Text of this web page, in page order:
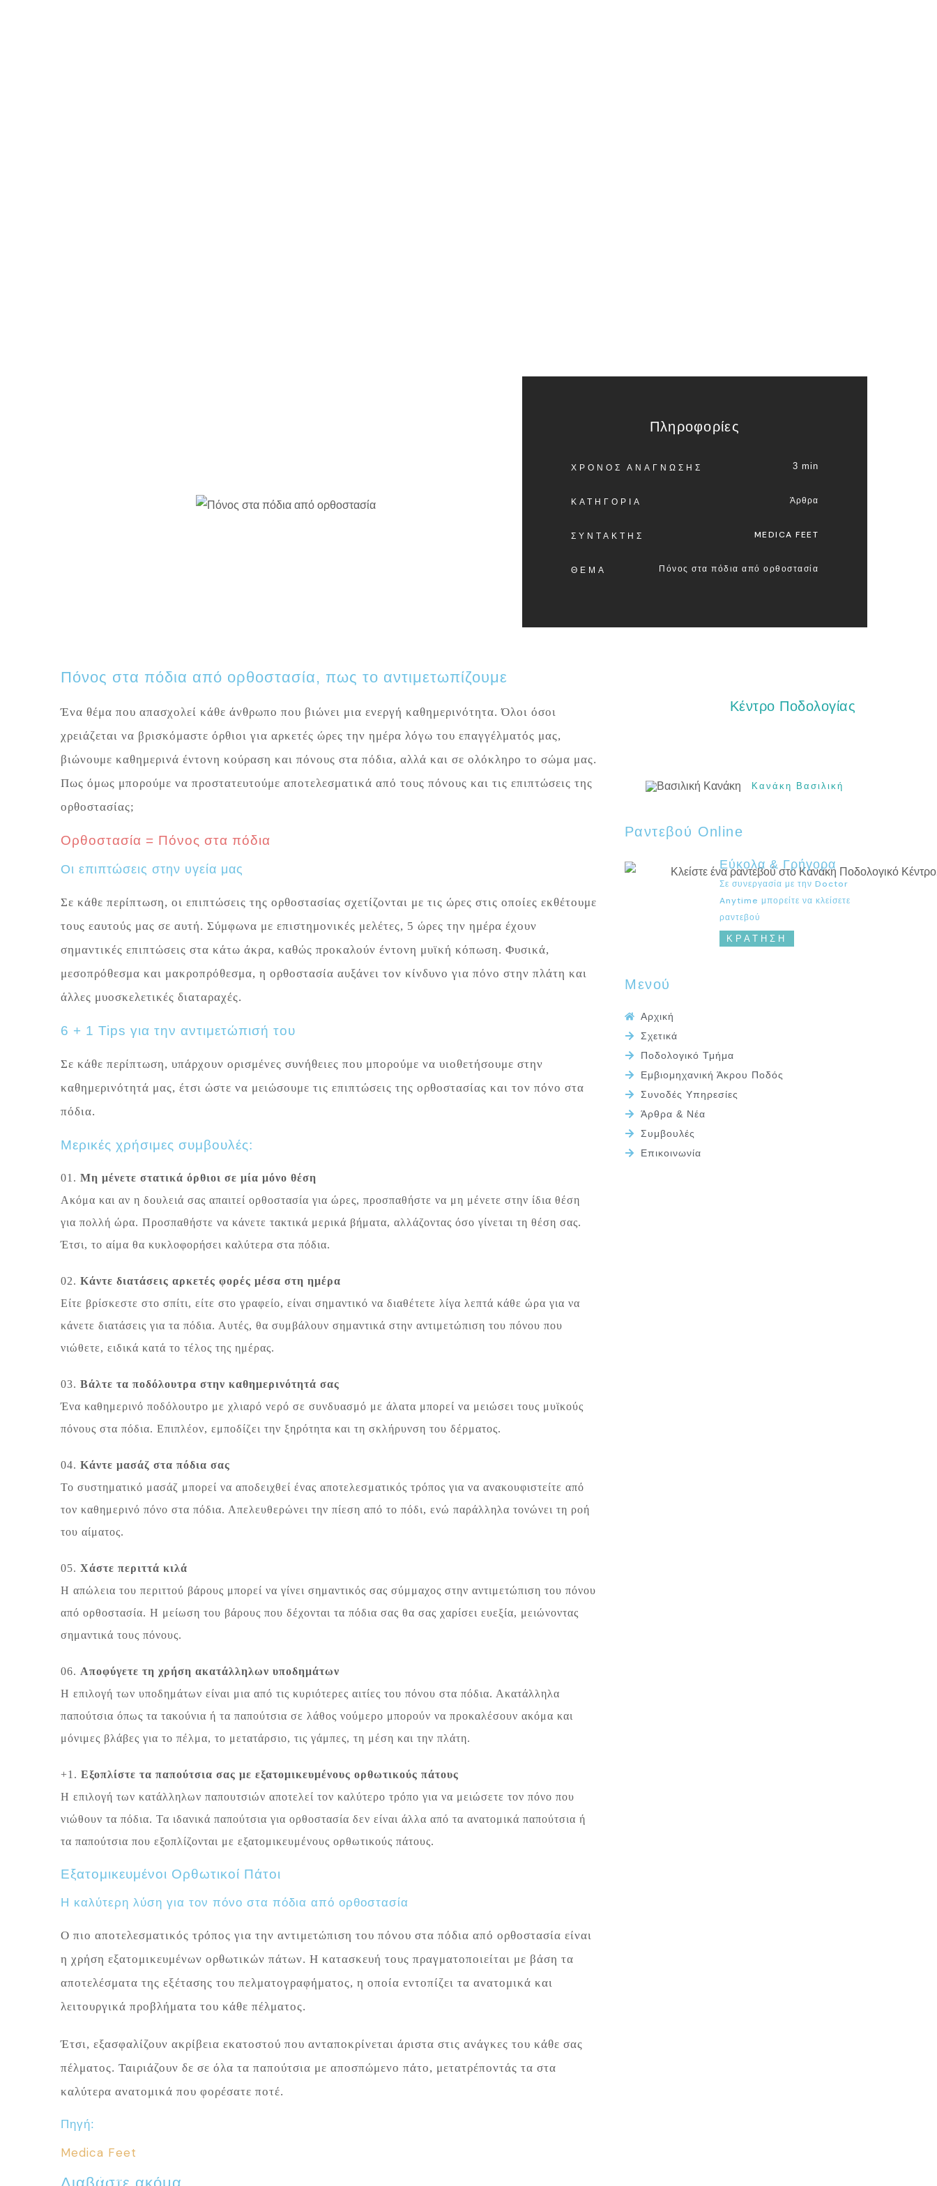
Πληροφορίες
ΧΡΟΝΟΣ ΑΝΑΓΝΩΣΗΣ 3 min
ΚΑΤΗΓΟΡΙΑ Άρθρα
ΣΥΝΤΑΚΤΗΣ MEDICA FEET
ΘΕΜΑ Πόνος στα πόδια από ορθοστασία
Πόνος στα πόδια από ορθοστασία, πως το αντιμετωπίζουμε
Ένα θέμα που απασχολεί κάθε άνθρωπο που βιώνει μια ενεργή καθημερινότητα. Όλοι όσοι
χρειάζεται να βρισκόμαστε όρθιοι για αρκετές ώρες την ημέρα λόγω του επαγγέλματός μας,
βιώνουμε καθημερινά έντονη κούραση και πόνους στα πόδια, αλλά και σε ολόκληρο το σώμα μας.
Πως όμως μπορούμε να προστατευτούμε αποτελεσματικά από τους πόνους και τις επιπτώσεις της
ορθοστασίας;
Ορθοστασία = Πόνος στα πόδια
Οι επιπτώσεις στην υγεία μας
Σε κάθε περίπτωση, οι επιπτώσεις της ορθοστασίας σχετίζονται με τις ώρες στις οποίες εκθέτουμε
τους εαυτούς μας σε αυτή. Σύμφωνα με επιστημονικές μελέτες, 5 ώρες την ημέρα έχουν
σημαντικές επιπτώσεις στα κάτω άκρα, καθώς προκαλούν έντονη μυϊκή κόπωση. Φυσικά,
μεσοπρόθεσμα και μακροπρόθεσμα, η ορθοστασία αυξάνει τον κίνδυνο για πόνο στην πλάτη και
άλλες μυοσκελετικές διαταραχές.
6 + 1 Tips για την αντιμετώπισή του
Σε κάθε περίπτωση, υπάρχουν ορισμένες συνήθειες που μπορούμε να υιοθετήσουμε στην
καθημερινότητά μας, έτσι ώστε να μειώσουμε τις επιπτώσεις της ορθοστασίας και τον πόνο στα
πόδια.
Μερικές χρήσιμες συμβουλές:
01. Μη μένετε στατικά όρθιοι σε μία μόνο θέση
Ακόμα και αν η δουλειά σας απαιτεί ορθοστασία για ώρες, προσπαθήστε να μη μένετε στην ίδια θέση
για πολλή ώρα. Προσπαθήστε να κάνετε τακτικά μερικά βήματα, αλλάζοντας όσο γίνεται τη θέση σας.
Έτσι, το αίμα θα κυκλοφορήσει καλύτερα στα πόδια.
02. Κάντε διατάσεις αρκετές φορές μέσα στη ημέρα
Είτε βρίσκεστε στο σπίτι, είτε στο γραφείο, είναι σημαντικό να διαθέτετε λίγα λεπτά κάθε ώρα για να
κάνετε διατάσεις για τα πόδια. Αυτές, θα συμβάλουν σημαντικά στην αντιμετώπιση του πόνου που
νιώθετε, ειδικά κατά το τέλος της ημέρας.
03. Βάλτε τα ποδόλουτρα στην καθημερινότητά σας
Ένα καθημερινό ποδόλουτρο με χλιαρό νερό σε συνδυασμό με άλατα μπορεί να μειώσει τους μυϊκούς
πόνους στα πόδια. Επιπλέον, εμποδίζει την ξηρότητα και τη σκλήρυνση του δέρματος.
04. Κάντε μασάζ στα πόδια σας
Το συστηματικό μασάζ μπορεί να αποδειχθεί ένας αποτελεσματικός τρόπος για να ανακουφιστείτε από
τον καθημερινό πόνο στα πόδια. Απελευθερώνει την πίεση από το πόδι, ενώ παράλληλα τονώνει τη ροή
του αίματος.
05. Χάστε περιττά κιλά
Η απώλεια του περιττού βάρους μπορεί να γίνει σημαντικός σας σύμμαχος στην αντιμετώπιση του πόνου
από ορθοστασία. Η μείωση του βάρους που δέχονται τα πόδια σας θα σας χαρίσει ευεξία, μειώνοντας
σημαντικά τους πόνους.
06. Αποφύγετε τη χρήση ακατάλληλων υποδημάτων
Η επιλογή των υποδημάτων είναι μια από τις κυριότερες αιτίες του πόνου στα πόδια. Ακατάλληλα
παπούτσια όπως τα τακούνια ή τα παπούτσια σε λάθος νούμερο μπορούν να προκαλέσουν ακόμα και
μόνιμες βλάβες για το πέλμα, το μετατάρσιο, τις γάμπες, τη μέση και την πλάτη.
+1. Εξοπλίστε τα παπούτσια σας με εξατομικευμένους ορθωτικούς πάτους
Η επιλογή των κατάλληλων παπουτσιών αποτελεί τον καλύτερο τρόπο για να μειώσετε τον πόνο που
νιώθουν τα πόδια. Τα ιδανικά παπούτσια για ορθοστασία δεν είναι άλλα από τα ανατομικά παπούτσια ή
τα παπούτσια που εξοπλίζονται με εξατομικευμένους ορθωτικούς πάτους.
Εξατομικευμένοι Ορθωτικοί Πάτοι
Η καλύτερη λύση για τον πόνο στα πόδια από ορθοστασία
Ο πιο αποτελεσματικός τρόπος για την αντιμετώπιση του πόνου στα πόδια από ορθοστασία είναι
η χρήση εξατομικευμένων ορθωτικών πάτων. Η κατασκευή τους πραγματοποιείται με βάση τα
αποτελέσματα της εξέτασης του πελματογραφήματος, η οποία εντοπίζει τα ανατομικά και
λειτουργικά προβλήματα του κάθε πέλματος.
Έτσι, εξασφαλίζουν ακρίβεια εκατοστού που ανταποκρίνεται άριστα στις ανάγκες του κάθε σας
πέλματος. Ταιριάζουν δε σε όλα τα παπούτσια με αποσπώμενο πάτο, μετατρέποντάς τα στα
καλύτερα ανατομικά που φορέσατε ποτέ.
Πηγή:
Medica Feet
ΑΡΘΡΑ
Κέντρο Ποδολογίας
Κανάκη Βασιλική
Ραντεβού Online
Εύκολα & Γρήγορα
Σε συνεργασία με την Doctor
Anytime μπορείτε να κλείσετε
ραντεβού
ΚΡΑΤΗΣΗ
Μενού
Αρχική
Σχετικά
Ποδολογικό Τμήμα
Εμβιομηχανική Άκρου Ποδός
Συνοδές Υπηρεσίες
Άρθρα & Νέα
Συμβουλές
Επικοινωνία